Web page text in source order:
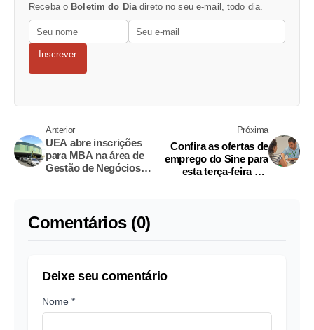
Receba o Boletim do Dia direto no seu e-mail, todo dia.
Inscrever
Anterior
UEA abre inscrições
para MBA na área de
Gestão de Negócios
Próxima
Confira as ofertas de
emprego do Sine para
esta terça-feira em
Comentários (0)
Deixe seu comentário
Nome *